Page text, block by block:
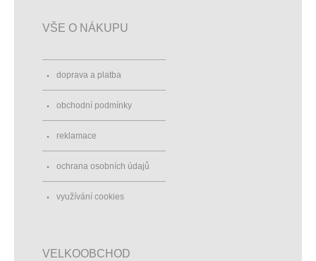
VŠE O NÁKUPU
doprava a platba
obchodní podmínky
reklamace
ochrana osobních údajů
využívání cookies
VELKOOBCHOD